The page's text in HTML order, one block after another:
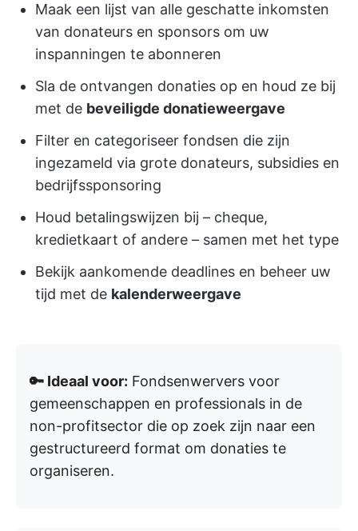
Maak een lijst van alle geschatte inkomsten
van donateurs en sponsors om uw
inspanningen te abonneren
Sla de ontvangen donaties op en houd ze bij
met de beveiligde donatieweergave
Filter en categoriseer fondsen die zijn
ingezameld via grote donateurs, subsidies en
bedrijfssponsoring
Houd betalingswijzen bij – cheque,
kredietkaart of andere – samen met het type
Bekijk aankomende deadlines en beheer uw
tijd met de kalenderweergave
🔑 Ideaal voor: Fondsenwervers voor
gemeenschappen en professionals in de
non-profitsector die op zoek zijn naar een
gestructureerd format om donaties te
organiseren.